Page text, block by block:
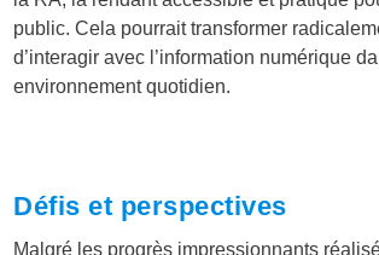
public. Cela pourrait transformer
d’interagir avec l’information numérique
environnement quotidien.
Défis et perspectives
Malgré les progrès impressionnants